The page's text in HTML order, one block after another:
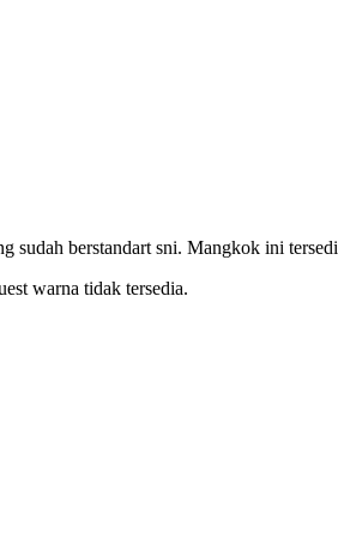
sudah berstandart sni. Mangkok ini
warna tidak tersedia.